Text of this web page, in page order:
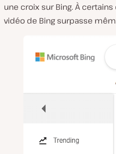
une croix sur Bing. À
vidéo de Bing surpasse